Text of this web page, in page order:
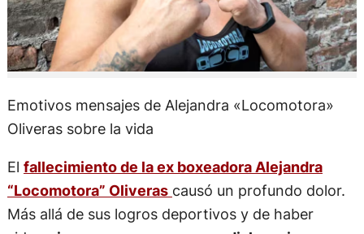
Emotivos mensajes de Alejandra «Locomotora»
Oliveras sobre la vida
El fallecimiento de la ex boxeadora Alejandra
“Locomotora” Oliveras causó un profundo dolor.
Más allá de sus logros deportivos y de haber